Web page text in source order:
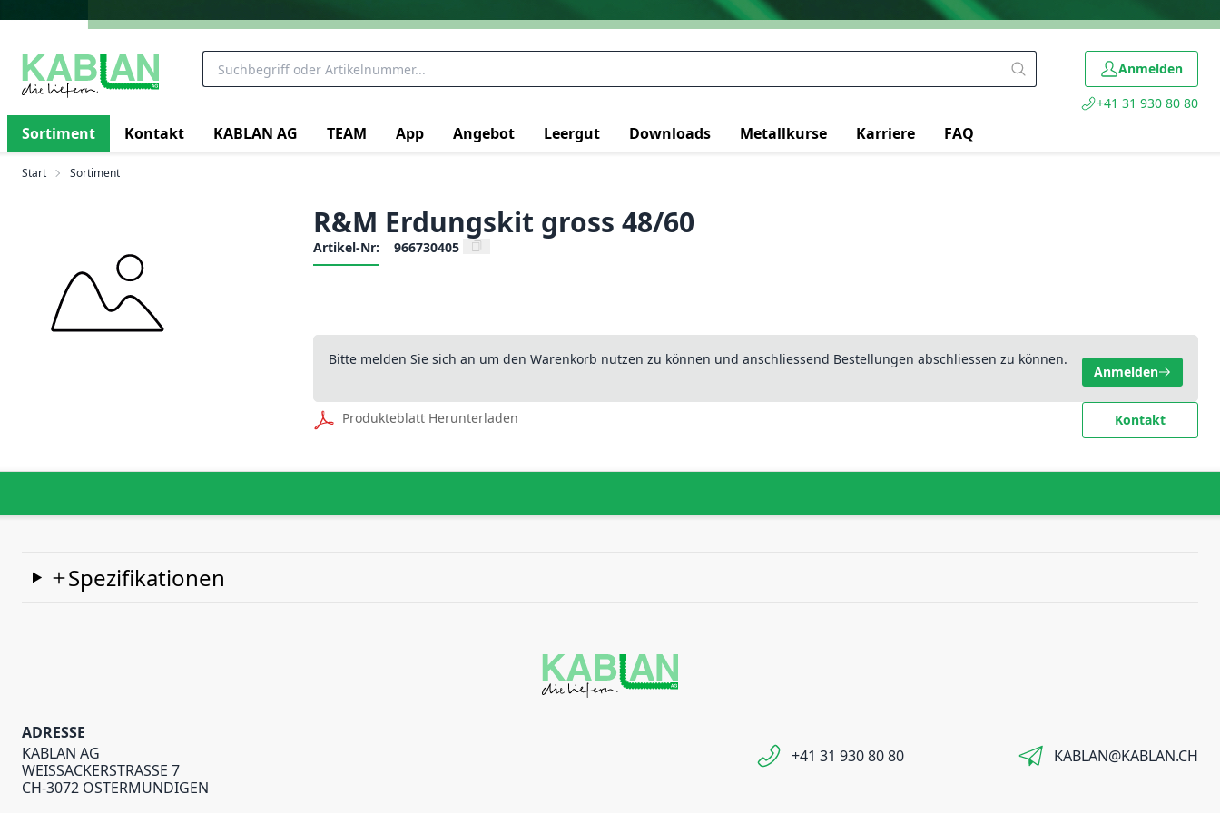
Anmelden
+41 31 930 80 80
Sortiment Kontakt KABLAN AG TEAM App Angebot Leergut Downloads Metallkurse Karriere FAQ
Start Sortiment
R&M Erdungskit gross 48/60
Artikel-Nr: 966730405
Bitte melden Sie sich an um den Warenkorb nutzen zu können und anschliessend Bestellungen abschliessen zu können.
Anmelden
Produkteblatt Herunterladen Kontakt
Spezifikationen
ADRESSE
KABLAN AG
WEISSACKERSTRASSE 7
CH-3072 OSTERMUNDIGEN
+41 31 930 80 80 KABLAN@KABLAN.CH